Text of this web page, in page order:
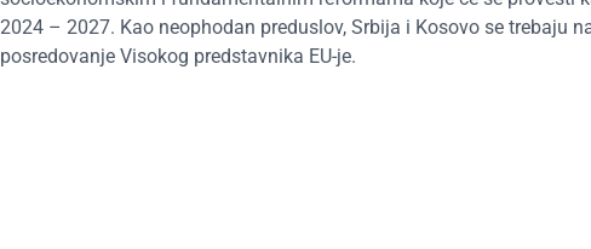
2024 – 2027. Kao neophodan preduslov, Srbija i Kosovo se
posredovanje Visokog predstavnika EU-je.